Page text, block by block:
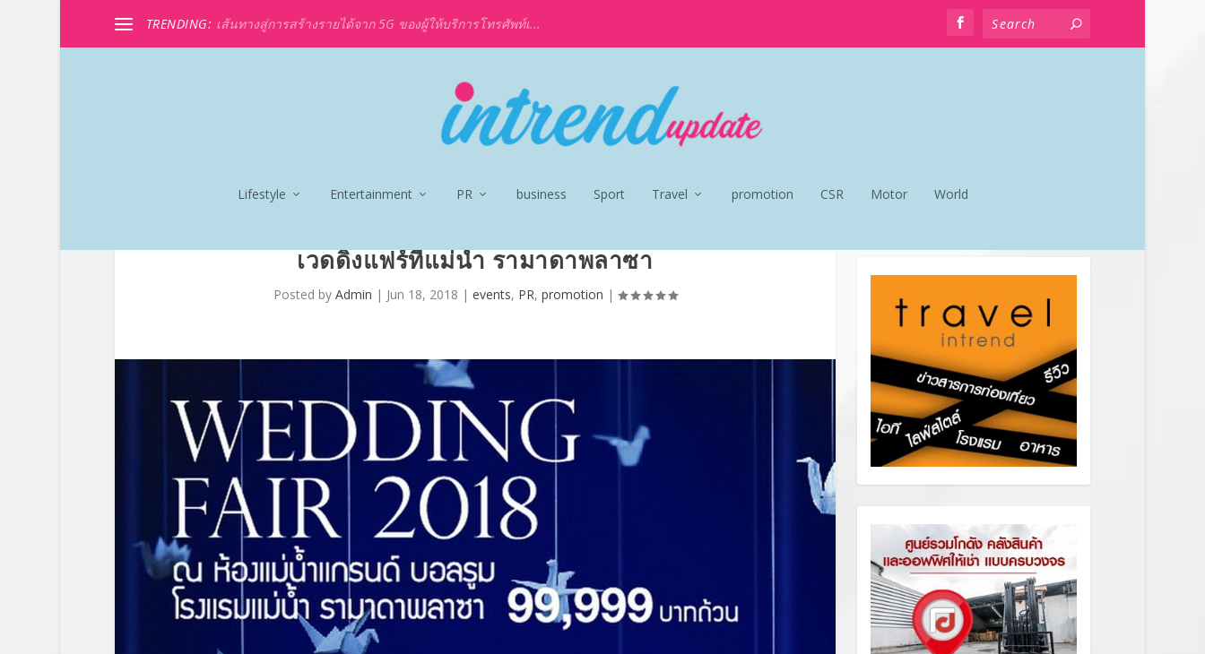
TRENDING: เส้นทางสู่การสร้างรายได้จาก 5G ของผู้ให้บริการโทรศัพท์เ...
Lifestyle Entertainment PR business Sport Travel promotion CSR Motor World
เวดดิ้งแฟร์ที่แม่น้ำ รามาดาพลาซา
Posted by Admin | Jun 18, 2018 | events, PR, promotion |